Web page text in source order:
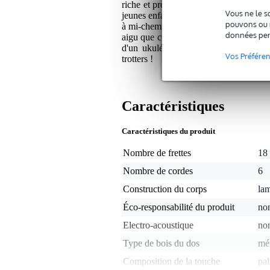
Vous ne le
pouvons ou
données
Vos
riche et précis (basses relativement
jeunes enfants, aux débutants, mais
à mi-chemin entre celles d'une
aigu que celui d'une guitare
d'un ukulélé. Compact et robuste,
trotters !
Caractéristiques
Caractéristiques du produit
Nombre de frettes
18
Nombre de cordes
6
Construction du corps
Éco-responsabilité du produit
Electro-acoustique
Type de bois du dos
Composition de la touche